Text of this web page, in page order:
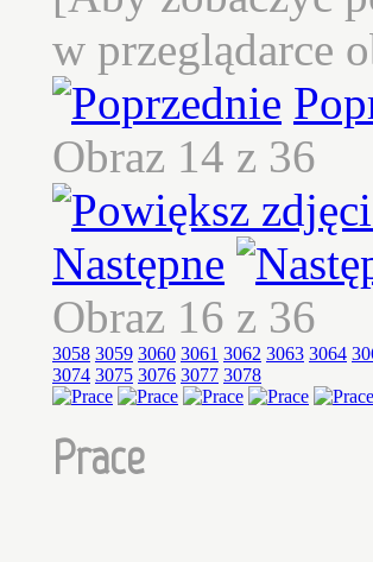
w przeglądarce
Obraz 14 z 36
Następne
Obraz 16 z 36
3058 3059 3060 3061 3062 3063 3064
3074 3075 3076 3077 3078
Prace